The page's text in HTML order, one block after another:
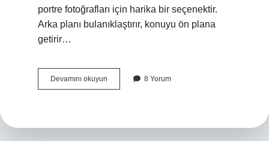
portre fotoğrafları için harika bir seçenektir.
Arka planı bulanıklaştırır, konuyu ön plana
getirir…
Devamını okuyun
Derinlik
8 Yorum